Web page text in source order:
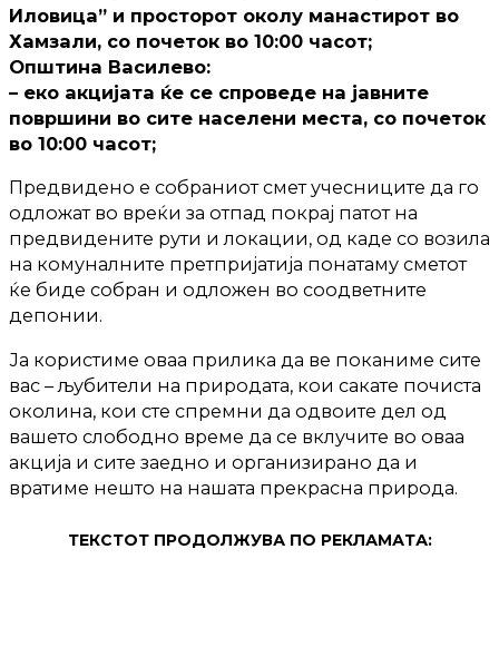
Иловица” и просторот околу манастирот во
Хамзали, со почеток во 10:00 часот;
Општина Василево:
– еко акцијата ќе се спроведе на јавните
површини во сите населени места, со почеток
во 10:00 часот;
Предвидено е собраниот смет учесниците да го
одложат во вреќи за отпад покрај патот на
предвидените рути и локации, од каде со возила
на комуналните претпријатија понатаму сметот
ќе биде собран и одложен во соодветните
депонии.
Ја користиме оваа прилика да ве поканиме сите
вас – љубители на природата, кои сакате почиста
околина, кои сте спремни да одвоите дел од
вашето слободно време да се вклучите во оваа
акција и сите заедно и организирано да и
вратиме нешто на нашата прекрасна природа.
ТЕКСТОТ ПРОДОЛЖУВА ПО РЕКЛАМАТА: